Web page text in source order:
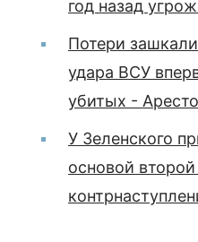
год назад
Потери
удара ВСУ
убитых -
У Зеленского
основой